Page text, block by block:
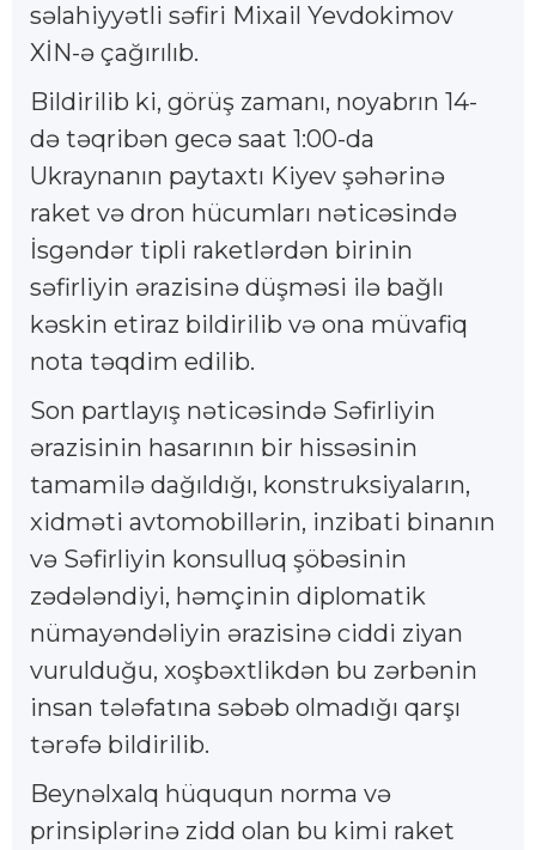
səlahiyyətli səfiri Mixail Yevdokimov
XİN-ə çağırılıb.
Bildirilib ki, görüş zamanı, noyabrın 14-
də təqribən gecə saat 1:00-da
Ukraynanın paytaxtı Kiyev şəhərinə
raket və dron hücumları nəticəsində
İsgəndər tipli raketlərdən birinin
səfirliyin ərazisinə düşməsi ilə bağlı
kəskin etiraz bildirilib və ona müvafiq
nota təqdim edilib.
Son partlayış nəticəsində Səfirliyin
ərazisinin hasarının bir hissəsinin
tamamilə dağıldığı, konstruksiyaların,
xidməti avtomobillərin, inzibati binanın
və Səfirliyin konsulluq şöbəsinin
zədələndiyi, həmçinin diplomatik
nümayəndəliyin ərazisinə ciddi ziyan
vurulduğu, xoşbəxtlikdən bu zərbənin
insan tələfatına səbəb olmadığı qarşı
tərəfə bildirilib.
Beynəlxalq hüququn norma və
prinsiplərinə zidd olan bu kimi raket